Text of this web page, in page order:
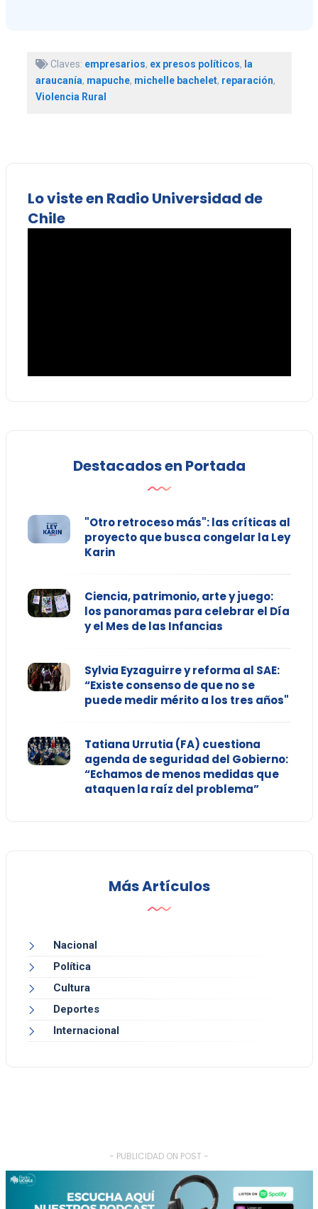
Claves: empresarios, ex presos políticos, la
araucanía, mapuche, michelle bachelet, reparación,
Violencia Rural
Lo viste en Radio Universidad de
Chile
Destacados en Portada
"Otro retroceso más": las críticas al
proyecto que busca congelar la Ley
Karin
Ciencia, patrimonio, arte y juego:
los panoramas para celebrar el Día
y el Mes de las Infancias
Sylvia Eyzaguirre y reforma al SAE:
“Existe consenso de que no se
puede medir mérito a los tres años"
Tatiana Urrutia (FA) cuestiona
agenda de seguridad del Gobierno:
“Echamos de menos medidas que
ataquen la raíz del problema”
Más Artículos
Nacional
Política
Cultura
Deportes
Internacional
- PUBLICIDAD ON POST -